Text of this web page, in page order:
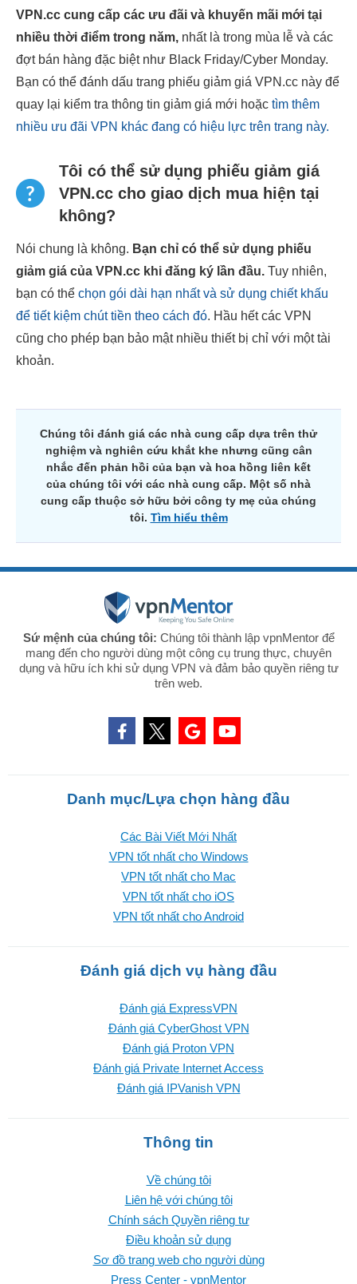
VPN.cc cung cấp các ưu đãi và khuyến mãi mới tại
nhiều thời điểm trong năm, nhất là trong mùa lễ và các
đợt bán hàng đặc biệt như Black Friday/Cyber Monday.
Bạn có thể đánh dấu trang phiếu giảm giá VPN.cc này để
quay lại kiểm tra thông tin giảm giá mới hoặc tìm thêm
nhiều ưu đãi VPN khác đang có hiệu lực trên trang này.
Tôi có thể sử dụng phiếu giảm giá
VPN.cc cho giao dịch mua hiện tại
không?
Nói chung là không. Bạn chỉ có thể sử dụng phiếu
giảm giá của VPN.cc khi đăng ký lần đầu. Tuy nhiên,
bạn có thể chọn gói dài hạn nhất và sử dụng chiết khấu
để tiết kiệm chút tiền theo cách đó. Hầu hết các VPN
cũng cho phép bạn bảo mật nhiều thiết bị chỉ với một tài
khoản.
Chúng tôi đánh giá các nhà cung cấp dựa trên thử
nghiệm và nghiên cứu khắt khe nhưng cũng cân
nhắc đến phản hồi của bạn và hoa hồng liên kết
của chúng tôi với các nhà cung cấp. Một số nhà
cung cấp thuộc sở hữu bởi công ty mẹ của chúng
tôi. Tìm hiểu thêm
Sứ mệnh của chúng tôi: Chúng tôi thành lập vpnMentor để
mang đến cho người dùng một công cụ trung thực, chuyên
dụng và hữu ích khi sử dụng VPN và đảm bảo quyền riêng tư
trên web.
Danh mục/Lựa chọn hàng đầu
Các Bài Viết Mới Nhất
VPN tốt nhất cho Windows
VPN tốt nhất cho Mac
VPN tốt nhất cho iOS
VPN tốt nhất cho Android
Đánh giá dịch vụ hàng đầu
Đánh giá ExpressVPN
Đánh giá CyberGhost VPN
Đánh giá Proton VPN
Đánh giá Private Internet Access
Đánh giá IPVanish VPN
Thông tin
Về chúng tôi
Liên hệ với chúng tôi
Chính sách Quyền riêng tư
Điều khoản sử dụng
Sơ đồ trang web cho người dùng
Press Center - vpnMentor